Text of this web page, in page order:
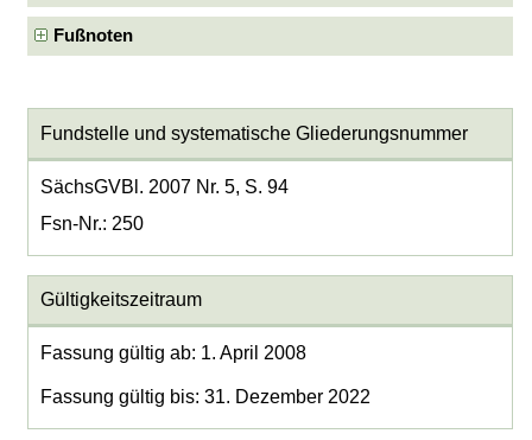
Fußnoten
Fundstelle und systematische Gliederungsnummer
SächsGVBl. 2007 Nr. 5, S. 94
Fsn-Nr.: 250
Gültigkeitszeitraum
Fassung gültig ab: 1. April 2008
Fassung gültig bis: 31. Dezember 2022